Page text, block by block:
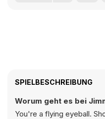
SPIELBESCHREIBUNG
Worum geht es bei
You're a flying eyeball.